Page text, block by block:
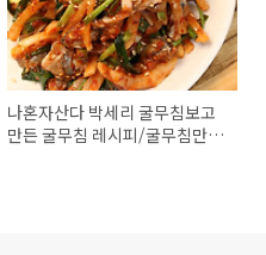
나혼자산다 박세리 굴무침보고
만든 굴무침 레시피/굴무침만드